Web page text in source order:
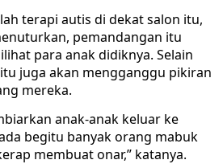
terapi autis di dekat salon itu,
pemandangan itu
para anak didiknya. Selain
juga akan mengganggu pikiran
mereka.
anak-anak keluar ke
begitu banyak orang mabuk
membuat onar,” katanya.